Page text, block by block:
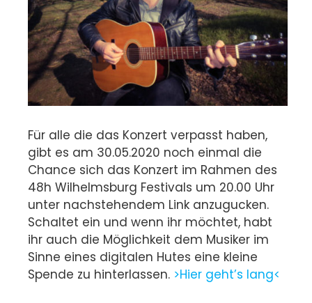
Für alle die das Konzert verpasst haben,
gibt es am 30.05.2020 noch einmal die
Chance sich das Konzert im Rahmen des
48h Wilhelmsburg Festivals um 20.00 Uhr
unter nachstehendem Link anzugucken.
Schaltet ein und wenn ihr möchtet, habt
ihr auch die Möglichkeit dem Musiker im
Sinne eines digitalen Hutes eine kleine
Spende zu hinterlassen. >Hier geht’s lang<